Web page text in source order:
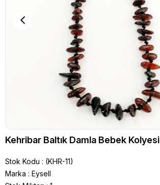
Kehribar Baltık Damla Bebek Kolyesi
Stok Kodu
(KHR-11)
Marka : Eysell